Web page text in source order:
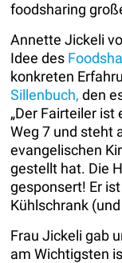
foodsharing
Annette Jickeli
Idee des
konkreten
Sillenbuch, den
„Der Fairteiler
Weg 7 und steht
evangelischen
gestellt hat. Die
gesponsert! Er
Kühlschrank
Frau Jickeli gab
am Wichtigsten